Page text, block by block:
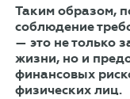
Таким образом,
соблюдение
— это не только
жизни, но и
финансовых
физических лиц.